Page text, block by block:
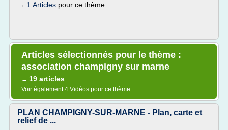
→ 1 Articles pour ce thème
Articles sélectionnés pour le thème :
association champigny sur marne
→ 19 articles
Voir également4 Vidéos pour ce thème
PLAN CHAMPIGNY-SUR-MARNE - Plan, carte et
relief de ...